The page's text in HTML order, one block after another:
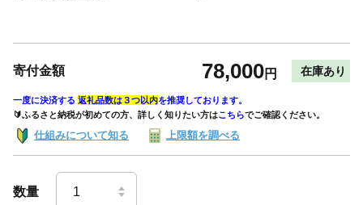
寄付金額 78,000円 在庫あり
一度に決済する 返礼品数は３つ以内を推奨しております。
🔰ふるさと納税が初めての方、詳しく知りたい方はこちらでご確認ください。
仕組みについて知る 上限額を調べる
数量